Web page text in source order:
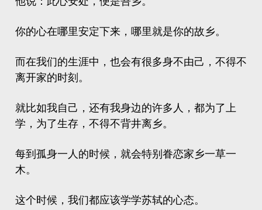
你的心在哪里安定下来，哪里就是你的故乡。
而在我们的生涯中，也会有很多身不由己，不得不
离开家的时刻。
就比如我自己，还有我身边的许多人，都为了上
学，为了生存，不得不背井离乡。
每到孤身一人的时候，就会特别眷恋家乡一草一
木。
这个时候，我们都应该学学苏轼的心态。